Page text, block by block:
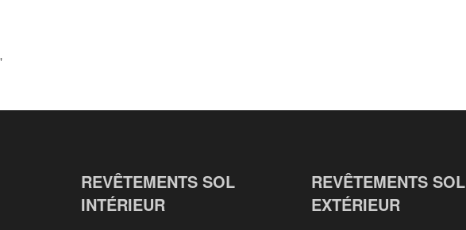
'
REVÊTEMENTS SOL
INTÉRIEUR
REVÊTEMENTS SOL
EXTÉRIEUR